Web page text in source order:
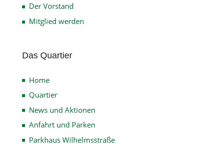
Der Vorstand
Mitglied werden
Das Quartier
Home
Quartier
News und Aktionen
Anfahrt und Parken
Parkhaus Wilhelmsstraße